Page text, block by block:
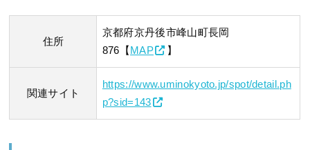
住所
京都府京丹後市峰山町長岡
876【 MAP 】
関連サイト
https://www.uminokyoto.jp/spot/detail.ph
p?sid=143